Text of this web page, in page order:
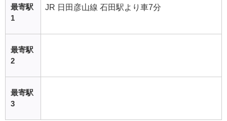
最寄駅
1
JR 日田彦山線 石田駅より車7分
最寄駅
2
最寄駅
3